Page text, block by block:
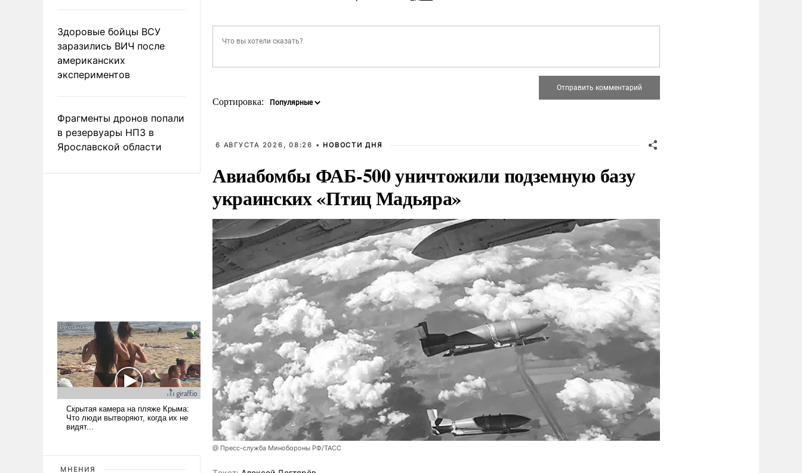
Здоровые бойцы ВСУ
заразились ВИЧ после
американских
экспериментов
Фрагменты дронов попали
в резервуары НПЗ в
Ярославской области
МНЕНИЯ
Сортировка:
6 АВГУСТА 2026, 08:26 • НОВОСТИ ДНЯ
Авиабомбы ФАБ-500 уничтожили подземную базу
украинских «Птиц Мадьяра»
@ Пресс-служба Минобороны РФ/ТАСС